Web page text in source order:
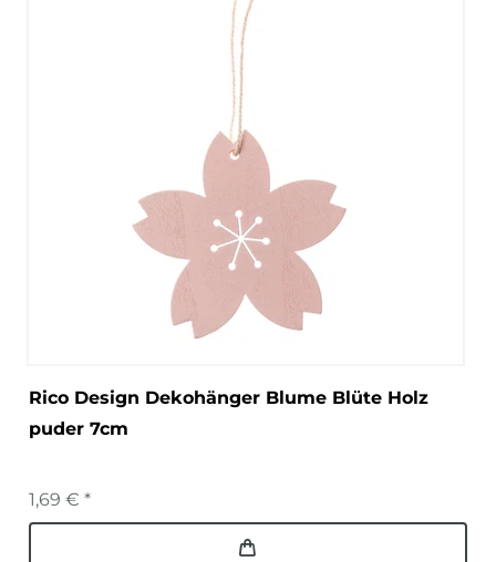
Rico Design Dekohänger Blume Blüte Holz
puder 7cm
1,69 € *